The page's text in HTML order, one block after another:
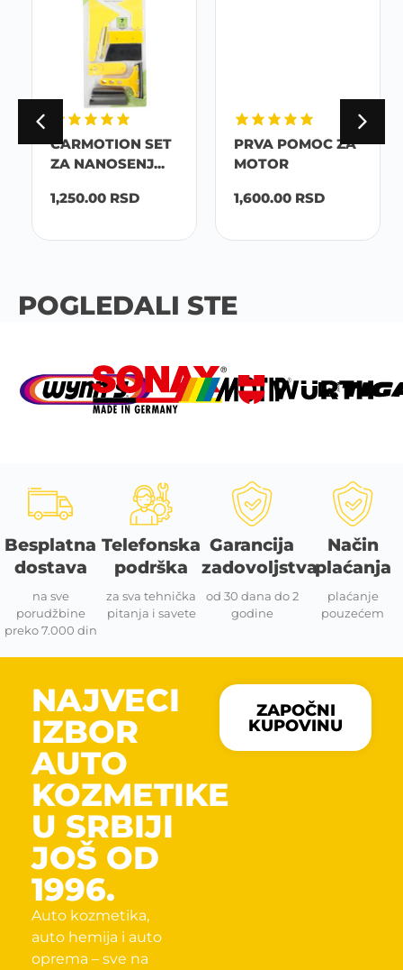
CARMOTION SET
ZA NANOSENJ...
1,250.00RSD
PRVA POMOC ZA
MOTOR
1,600.00RSD
POGLEDALI STE
Besplatna
dostava
na sve
porudžbine
preko 7.000 din
Telefonska
podrška
za sva tehnička
pitanja i savete
Garancija
zadovoljstva
od 30 dana do 2
godine
Način
plaćanja
plaćanje
pouzećem
NAJVECI
IZBOR
AUTO
KOZMETIKE
U SRBIJI
JOŠ OD
1996.
Auto kozmetika,
auto hemija i auto
oprema – sve na
ZAPOČNI
KUPOVINU